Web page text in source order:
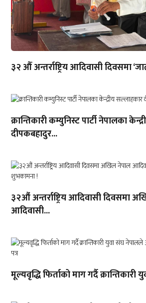
३२ औँ अन्तर्राष्ट्रिय आदिवासी दिवसमा
क्रान्तिकारी कम्युनिस्ट पार्टी नेपालका
दीपकबहादुर...
३२औं अन्तर्राष्ट्रिय आदिवासी दिवसमा
आदिवासी...
मूल्यवृद्धि फिर्ताको माग गर्दै क्रान्तिकारी